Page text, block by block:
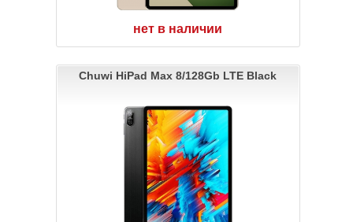
нет в наличии
Chuwi HiPad Max 8/128Gb LTE Black